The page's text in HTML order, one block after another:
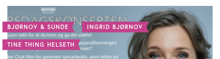
BJØRNOV & SUNDE INGRID BJØRNOV
TINE THING HELSETH